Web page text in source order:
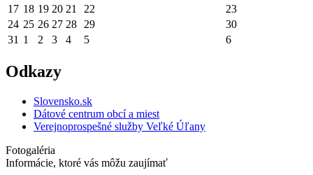
17 18 19 20 21 22
23
24 25 26 27 28 29
30
31 1 2 3 4 5 6
Odkazy
Slovensko.sk
Dátové centrum obcí a miest
Verejnoprospešné služby Veľké Úľany
Fotogaléria
Informácie, ktoré vás môžu zaujímať